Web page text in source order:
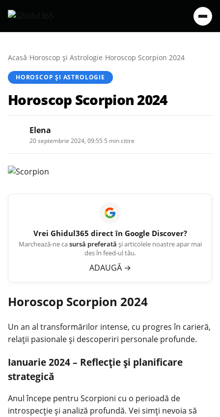
Acasă/Horoscop și Astrologie/Horoscop Scorpion 2024
HOROSCOP ȘI ASTROLOGIE
Horoscop Scorpion 2024
Elena
20 septembrie 2024, 09:55 5 min citire
Vrei Ghidul365 direct în Google Discover?
Marchează-ne casursă preferată și articolele noastre apar mai
des în feed-ul tău.
ADAUGĂ →
Horoscop Scorpion 2024
Un an al transformărilor intense, cu progres în carieră,
relații pasionale și descoperiri personale profunde.
Ianuarie 2024 – Reflecție și planificare
strategică
Anul începe pentru Scorpioni cu o perioadă de
introspecție și analiză profundă. Vei simți nevoia să